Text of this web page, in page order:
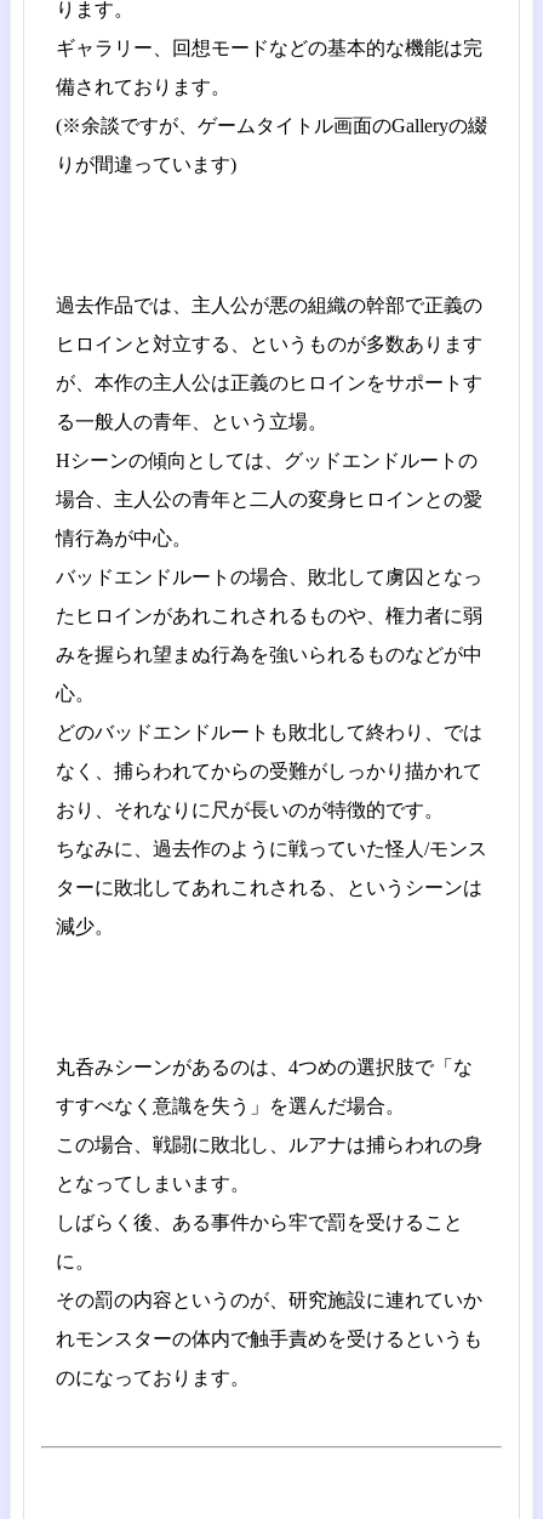
ります。
ギャラリー、回想モードなどの基本的な機能は完
備されております。
(※余談ですが、ゲームタイトル画面のGalleryの綴
りが間違っています)
過去作品では、主人公が悪の組織の幹部で正義の
ヒロインと対立する、というものが多数あります
が、本作の主人公は正義のヒロインをサポートす
る一般人の青年、という立場。
Hシーンの傾向としては、グッドエンドルートの
場合、主人公の青年と二人の変身ヒロインとの愛
情行為が中心。
バッドエンドルートの場合、敗北して虜囚となっ
たヒロインがあれこれされるものや、権力者に弱
みを握られ望まぬ行為を強いられるものなどが中
心。
どのバッドエンドルートも敗北して終わり、では
なく、捕らわれてからの受難がしっかり描かれて
おり、それなりに尺が長いのが特徴的です。
ちなみに、過去作のように戦っていた怪人/モンス
ターに敗北してあれこれされる、というシーンは
減少。
丸呑みシーンがあるのは、4つめの選択肢で「な
すすべなく意識を失う」を選んだ場合。
この場合、戦闘に敗北し、ルアナは捕らわれの身
となってしまいます。
しばらく後、ある事件から牢で罰を受けること
に。
その罰の内容というのが、研究施設に連れていか
れモンスターの体内で触手責めを受けるというも
のになっております。